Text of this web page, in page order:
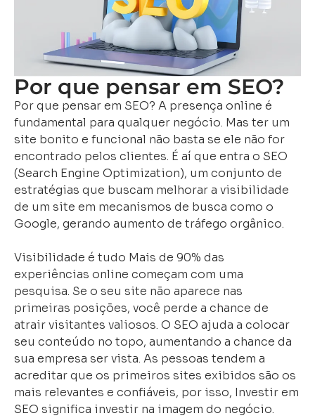
Por que pensar em SEO?
Por que pensar em SEO? A presença online é
fundamental para qualquer negócio. Mas ter um
site bonito e funcional não basta se ele não for
encontrado pelos clientes. É aí que entra o SEO
(Search Engine Optimization), um conjunto de
estratégias que buscam melhorar a visibilidade
de um site em mecanismos de busca como o
Google, gerando aumento de tráfego orgânico.
Visibilidade é tudo Mais de 90% das
experiências online começam com uma
pesquisa. Se o seu site não aparece nas
primeiras posições, você perde a chance de
atrair visitantes valiosos. O SEO ajuda a colocar
seu conteúdo no topo, aumentando a chance da
sua empresa ser vista. As pessoas tendem a
acreditar que os primeiros sites exibidos são os
mais relevantes e confiáveis, por isso, Investir em
SEO significa investir na imagem do negócio.